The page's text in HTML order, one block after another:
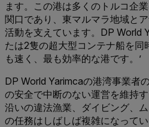
ます。この港は多くのトルコ企
関口であり、東マルマラ地域と
活動を支えています。DP World
たは2隻の超大型コンテナ船を同
も速く、最も効率的な港です。’
DP World Yarimcaの港湾事業者
の安全で中断のない運営を維持
沿いの違法漁業、ダイビング、
の任務はしばしば複雑になってい